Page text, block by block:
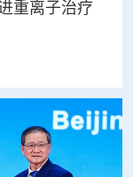
重离子治疗